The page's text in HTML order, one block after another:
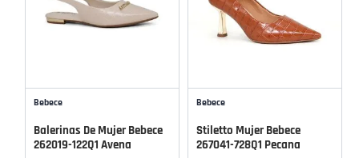
Bebece
Balerinas De Mujer Bebece
262019-122Q1 Avena
Bebece
Stiletto Mujer Bebece
267041-728Q1 Pecana